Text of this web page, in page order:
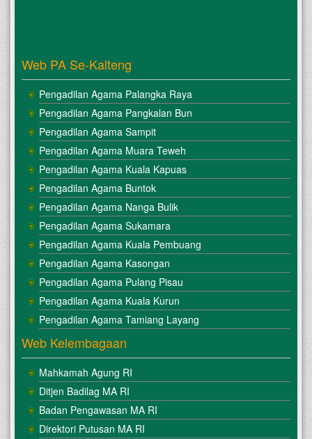
Web PA Se-Kalteng
Pengadilan Agama Palangka Raya
Pengadilan Agama Pangkalan Bun
Pengadilan Agama Sampit
Pengadilan Agama Muara Teweh
Pengadilan Agama Kuala Kapuas
Pengadilan Agama Buntok
Pengadilan Agama Nanga Bulik
Pengadilan Agama Sukamara
Pengadilan Agama Kuala Pembuang
Pengadilan Agama Kasongan
Pengadilan Agama Pulang Pisau
Pengadilan Agama Kuala Kurun
Pengadilan Agama Tamiang Layang
Web Kelembagaan
Mahkamah Agung RI
Ditjen Badilag MA RI
Badan Pengawasan MA RI
Direktori Putusan MA RI